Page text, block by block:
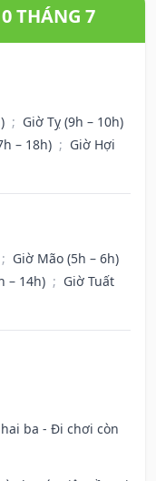
THÁNG 7
; Giờ Tỵ (9h – 10h)
– 18h) ; Giờ Hợi
; Giờ Mão (5h – 6h)
– 14h) ; Giờ Tuất
ba - Đi chơi còn